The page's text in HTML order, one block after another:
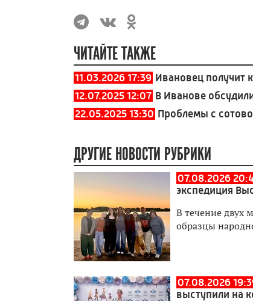
ЧИТАЙТЕ ТАКЖЕ
11.03.2026 17:39 Ивановец получит
12.07.2025 12:07 В Иванове
22.05.2025 13:30 Проблемы с
ДРУГИЕ НОВОСТИ РУБРИКИ
07.08.2026
экспедиция
В течение двух
образцы
07.08.2026
выступили на